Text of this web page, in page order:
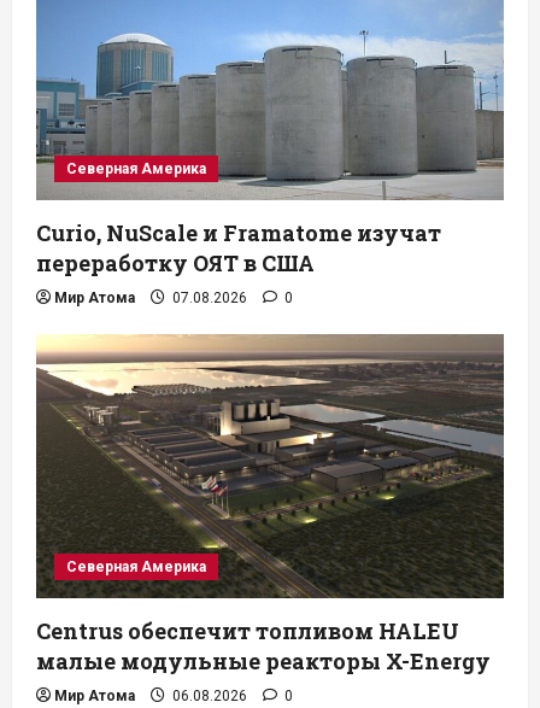
Северная Америка
Curio, NuScale и Framatome изучат
переработку ОЯТ в США
Мир Атома 07.08.2026 0
Северная Америка
Centrus обеспечит топливом HALEU
малые модульные реакторы X-Energy
Мир Атома 06.08.2026 0